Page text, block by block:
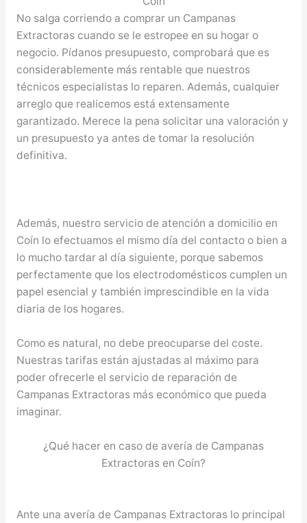
No salga corriendo a comprar un Campanas
Extractoras cuando se le estropee en su hogar o
negocio. Pídanos presupuesto, comprobará que es
considerablemente más rentable que nuestros
técnicos especialistas lo reparen. Además, cualquier
arreglo que realicemos está extensamente
garantizado. Merece la pena solicitar una valoración y
un presupuesto ya antes de tomar la resolución
definitiva.
Además, nuestro servicio de atención a domicilio en
Coín lo efectuamos el mismo día del contacto o bien a
lo mucho tardar al día siguiente, porque sabemos
perfectamente que los electrodomésticos cumplen un
papel esencial y también imprescindible en la vida
diaria de los hogares.
Como es natural, no debe preocuparse del coste.
Nuestras tarifas están ajustadas al máximo para
poder ofrecerle el servicio de reparación de
Campanas Extractoras más económico que pueda
imaginar.
¿Qué hacer en caso de avería de Campanas
Extractoras en Coín?
Ante una avería de Campanas Extractoras lo principal